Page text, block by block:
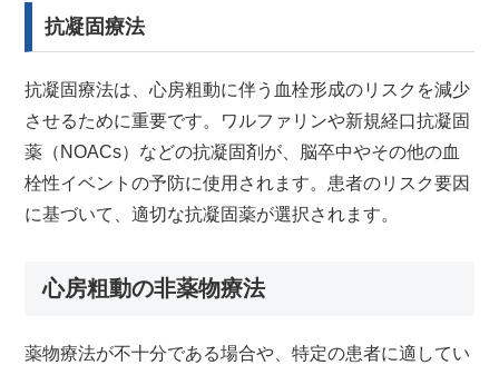
抗凝固療法
抗凝固療法は、心房粗動に伴う血栓形成のリスクを減少
させるために重要です。ワルファリンや新規経口抗凝固
薬（NOACs）などの抗凝固剤が、脳卒中やその他の血
栓性イベントの予防に使用されます。患者のリスク要因
に基づいて、適切な抗凝固薬が選択されます。
心房粗動の非薬物療法
薬物療法が不十分である場合や、特定の患者に適してい